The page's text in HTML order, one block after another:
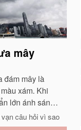
mây
đám mây là
xám. Khi
lớn ánh sáng
vạn câu hỏi vì sao